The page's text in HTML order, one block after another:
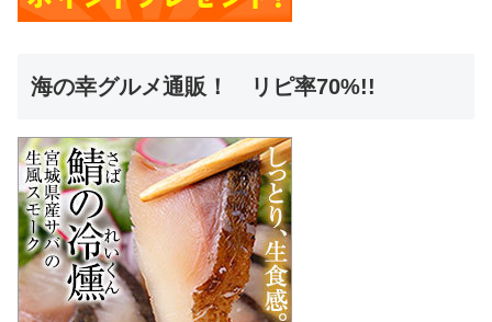
海の幸グルメ通販！ リピ率70%!!